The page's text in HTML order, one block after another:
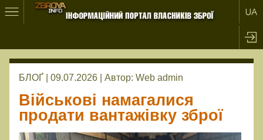
БЛОҐ | 09.07.2026 | Автор: Web admin
Військові намагалися
продати вантажівку зброї